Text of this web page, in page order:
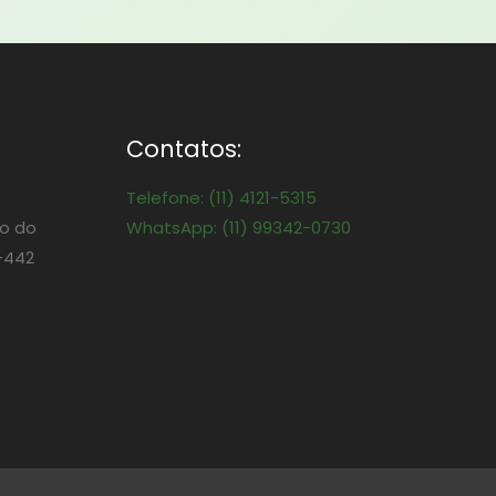
do
442
Contatos:
Telefone: (11) 4121-5315
WhatsApp: (11) 99342-0730